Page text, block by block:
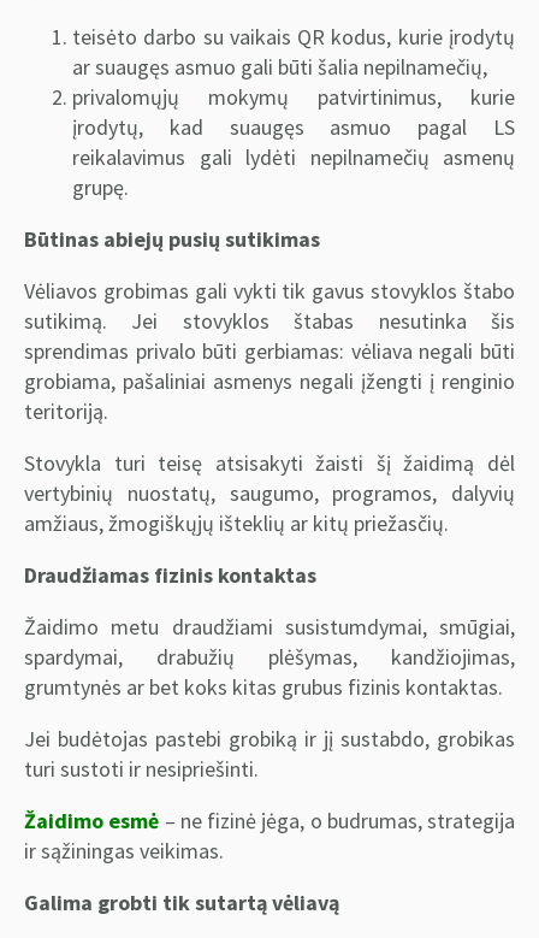
teisėto darbo su vaikais QR kodus, kurie įrodytų
ar suaugęs asmuo gali būti šalia nepilnamečių,
privalomųjų mokymų patvirtinimus, kurie
įrodytų, kad suaugęs asmuo pagal LS
reikalavimus gali lydėti nepilnamečių asmenų
grupę.
Būtinas abiejų pusių sutikimas
Vėliavos grobimas gali vykti tik gavus stovyklos štabo
sutikimą. Jei stovyklos štabas nesutinka šis
sprendimas privalo būti gerbiamas: vėliava negali būti
grobiama, pašaliniai asmenys negali įžengti į renginio
teritoriją.
Stovykla turi teisę atsisakyti žaisti šį žaidimą dėl
vertybinių nuostatų, saugumo, programos, dalyvių
amžiaus, žmogiškųjų išteklių ar kitų priežasčių.
Draudžiamas fizinis kontaktas
Žaidimo metu draudžiami susistumdymai, smūgiai,
spardymai, drabužių plėšymas, kandžiojimas,
grumtynės ar bet koks kitas grubus fizinis kontaktas.
Jei budėtojas pastebi grobiką ir jį sustabdo, grobikas
turi sustoti ir nesipriešinti.
Žaidimo esmė – ne fizinė jėga, o budrumas, strategija
ir sąžiningas veikimas.
Galima grobti tik sutartą vėliavą